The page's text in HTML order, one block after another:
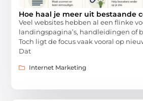
Hoe haal je meer uit bestaande
Veel websites hebben al een flinke
landingspagina’s, handleidingen of
Toch ligt de focus vaak vooral op
Dat
Internet Marketing